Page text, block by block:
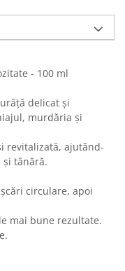
- 100 ml
delicat și
murdăria și
revitalizată, ajutând-
și tânără.
circulare, apoi
mai bune rezultate.